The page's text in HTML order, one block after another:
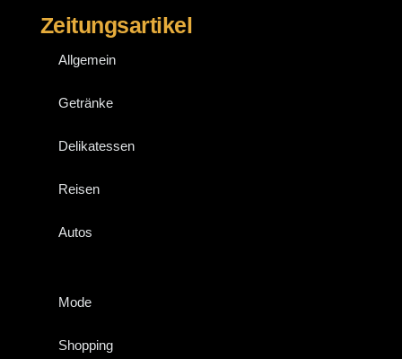
Zeitungsartikel
Allgemein
Getränke
Delikatessen
Reisen
Autos
Mode
Shopping